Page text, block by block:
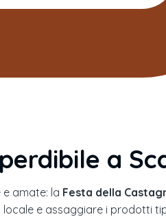
a
e amate: la Festa della
e assaggiare i prodotti